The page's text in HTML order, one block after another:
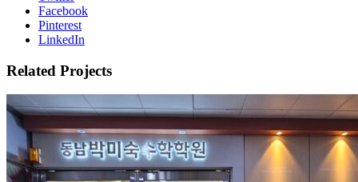
Facebook
Pinterest
LinkedIn
Related Projects